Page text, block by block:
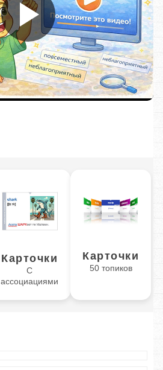
Карточки
С
ассоциациями
Карточки
50 топиков